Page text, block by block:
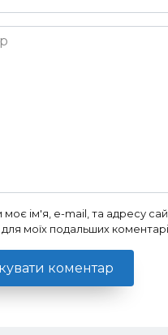
моє ім'я, e-mail, та адресу
для моїх подальших